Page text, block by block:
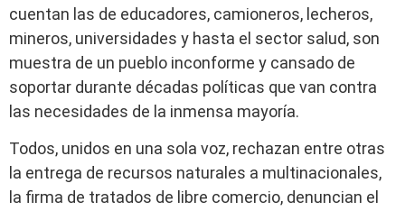
cuentan las de educadores, camioneros, lecheros,
mineros, universidades y hasta el sector salud, son
muestra de un pueblo inconforme y cansado de
soportar durante décadas políticas que van contra
las necesidades de la inmensa mayoría.
Todos, unidos en una sola voz, rechazan entre otras
la entrega de recursos naturales a multinacionales,
la firma de tratados de libre comercio, denuncian el